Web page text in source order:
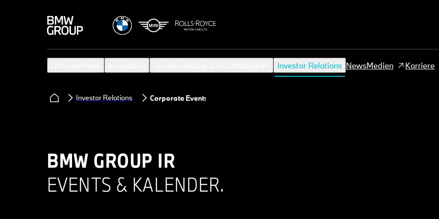
Investor Relations NewsMedien Karriere
Investor Relations Corporate Events
BMW GROUP IR
EVENTS & KALENDER.